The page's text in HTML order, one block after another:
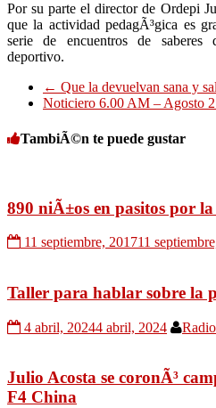
Por su parte el director de Ordepi
que la actividad pedagÃ³gica es
serie de encuentros de saberes
deportivo.
← Que la devuelvan sana y
Noticiero 6.00 AM – Agosto 2
TambiÃ©n te puede gustar
890 niÃ±os en pasitos por
11 septiembre, 201711
Taller para hablar sobre la
4 abril, 20244 abril, 2024
Julio Acosta se coronÃ³
F4 China